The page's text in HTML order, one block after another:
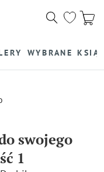
WYBRANE
swojego
1